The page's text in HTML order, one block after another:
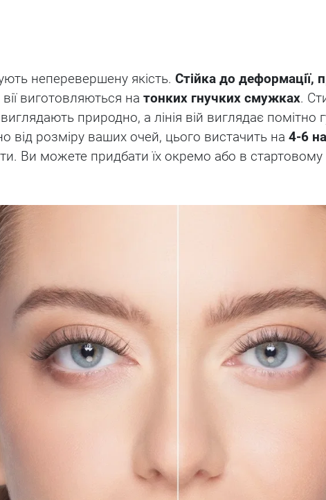
неперевершену якість. Стійка до деформації,
виготовляються на тонких гнучких смужках.
природно, а лінія вій виглядає помітно
від розміру ваших очей, цього вистачить на 4-6
Ви можете придбати їх окремо або в